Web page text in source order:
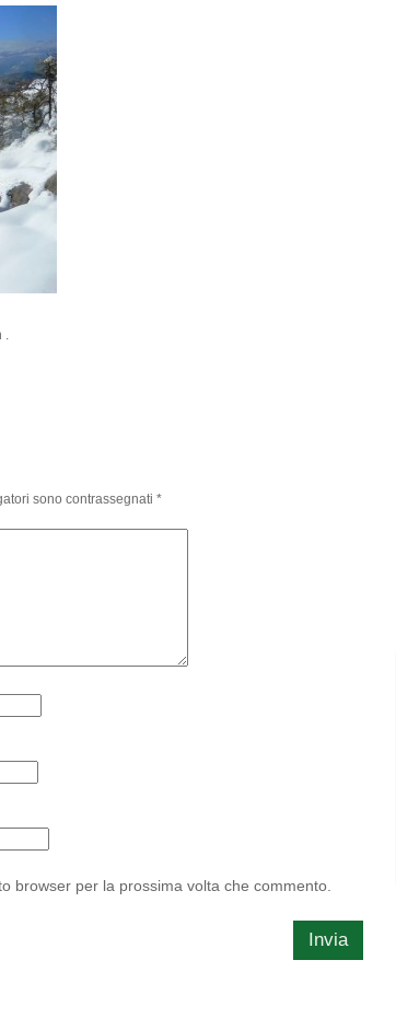
.
sono contrassegnati *
browser per la prossima volta che commento.